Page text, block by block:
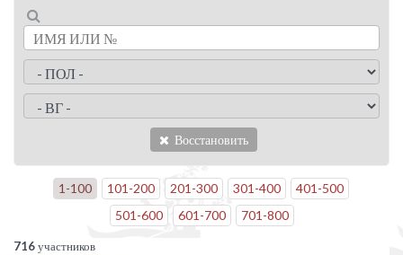
Восстановить
1-100 101-200 201-300 301-400 401-500
501-600 601-700 701-800
716участников